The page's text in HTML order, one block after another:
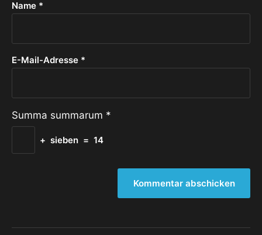
Name *
E-Mail-Adresse *
Summa summarum *
+ sieben = 14